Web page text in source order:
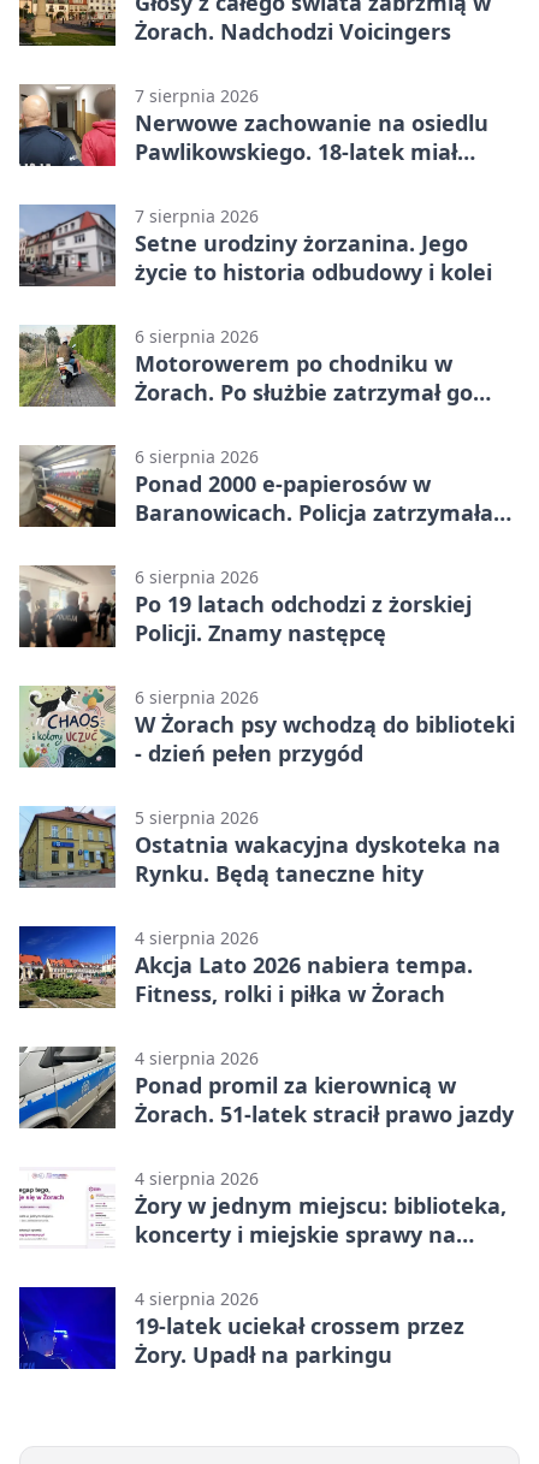
Żorach. Nadchodzi Voicingers
7 sierpnia 2026
Nerwowe zachowanie na osiedlu
Pawlikowskiego. 18-latek miał
7 sierpnia 2026
Setne urodziny żorzanina. Jego
życie to historia odbudowy i kolei
6 sierpnia 2026
Motorowerem po chodniku w
Żorach. Po służbie zatrzymał go
6 sierpnia 2026
Ponad 2000 e-papierosów w
Baranowicach. Policja zatrzymała
6 sierpnia 2026
Po 19 latach odchodzi z żorskiej
Policji. Znamy następcę
6 sierpnia 2026
W Żorach psy wchodzą do biblioteki
- dzień pełen przygód
5 sierpnia 2026
Ostatnia wakacyjna dyskoteka na
Rynku. Będą taneczne hity
4 sierpnia 2026
Akcja Lato 2026 nabiera tempa.
Fitness, rolki i piłka w Żorach
4 sierpnia 2026
Ponad promil za kierownicą w
Żorach. 51-latek stracił prawo jazdy
4 sierpnia 2026
Żory w jednym miejscu: biblioteka,
koncerty i miejskie sprawy na
4 sierpnia 2026
19-latek uciekał crossem przez
Żory. Upadł na parkingu